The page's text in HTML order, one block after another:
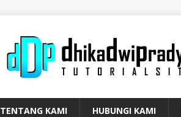
TENTANG KAMI HUBUNGI KAMI